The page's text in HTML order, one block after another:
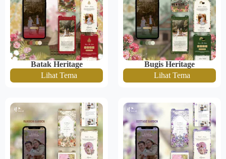
Batak Heritage
Lihat Tema
Bugis Heritage
Lihat Tema